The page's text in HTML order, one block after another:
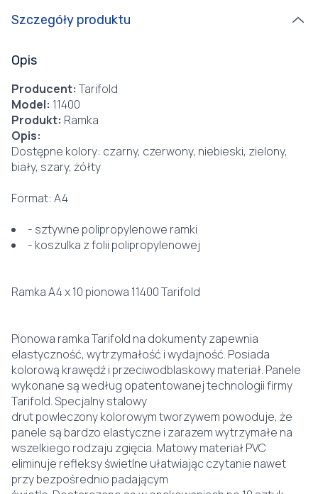
Szczegóły produktu
Opis
Producent: Tarifold
Model: 11400
Produkt: Ramka
Opis:
Dostępne kolory: czarny, czerwony, niebieski, zielony,
biały, szary, żółty
Format: A4
- sztywne polipropylenowe ramki
- koszulka z folii polipropylenowej
Ramka A4 x 10 pionowa 11400 Tarifold
Pionowa ramka Tarifold na dokumenty zapewnia
elastyczność, wytrzymałość i wydajność. Posiada
kolorową krawędź i przeciwodblaskowy materiał. Panele
wykonane są według opatentowanej technologii firmy
Tarifold. Specjalny stalowy
drut powleczony kolorowym tworzywem powoduje, że
panele są bardzo elastyczne i zarazem wytrzymałe na
wszelkiego rodzaju zgięcia. Matowy materiał PVC
eliminuje refleksy świetlne ułatwiając czytanie nawet
przy bezpośrednio padającym